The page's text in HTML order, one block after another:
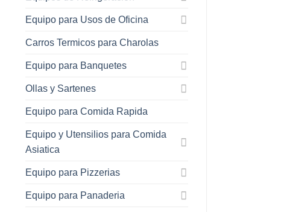
Equipo para Usos de Oficina
Carros Termicos para Charolas
Equipo para Banquetes
Ollas y Sartenes
Equipo para Comida Rapida
Equipo y Utensilios para Comida
Asiatica
Equipo para Pizzerias
Equipo para Panaderia